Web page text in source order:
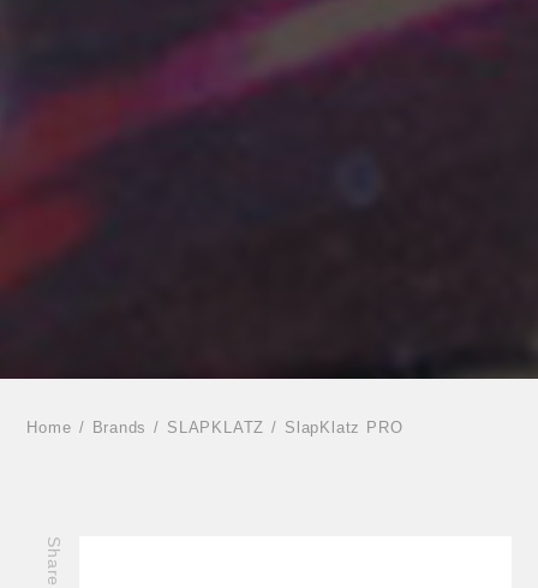
Home Brands SLAPKLATZ SlapKlatz PRO
Share